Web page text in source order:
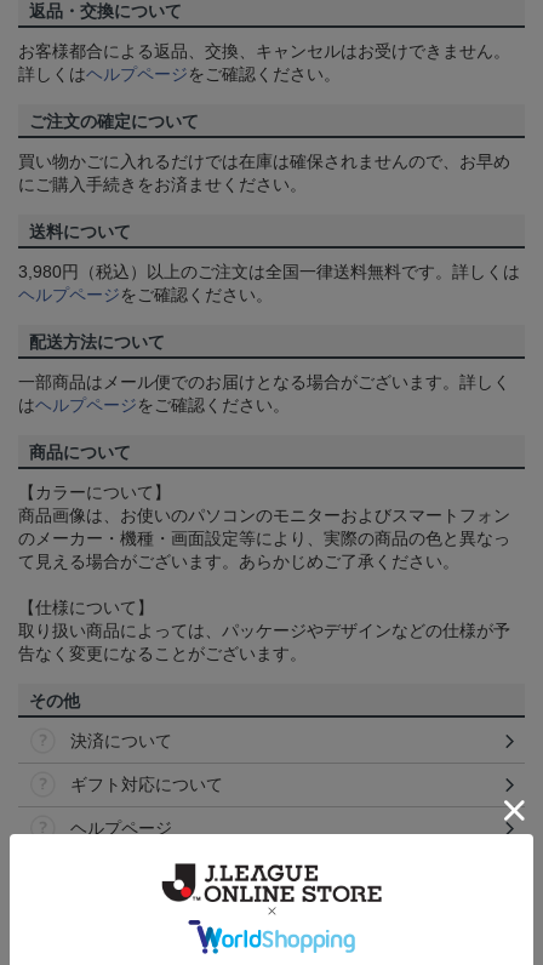
返品・交換について
お客様都合による返品、交換、キャンセルはお受けできません。
詳しくはヘルプページをご確認ください。
ご注文の確定について
買い物かごに入れるだけでは在庫は確保されませんので、お早め
にご購入手続きをお済ませください。
送料について
3,980円（税込）以上のご注文は全国一律送料無料です。詳しくは
ヘルプページをご確認ください。
配送方法について
一部商品はメール便でのお届けとなる場合がございます。詳しく
はヘルプページをご確認ください。
商品について
【カラーについて】
商品画像は、お使いのパソコンのモニターおよびスマートフォン
のメーカー・機種・画面設定等により、実際の商品の色と異なっ
て見える場合がございます。あらかじめご了承ください。
【仕様について】
取り扱い商品によっては、パッケージやデザインなどの仕様が予
告なく変更になることがございます。
その他
決済について
ギフト対応について
ヘルプページ